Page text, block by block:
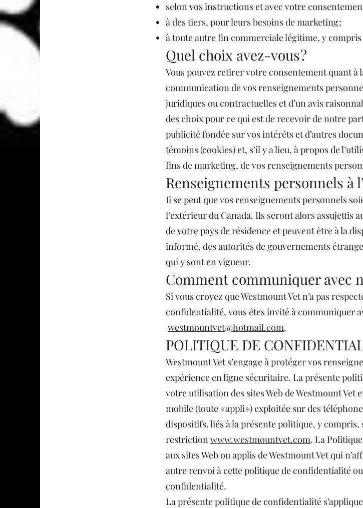
selon vos instructions et avec votre
à des tiers, pour leurs besoins de marketing ;
à toute autre fin commerciale légitime, y
Quel choix avez-vous ?
Vous pouvez retirer votre consentement quant à
communication de vos renseignements
juridiques ou contractuelles et d’un avis
des choix pour ce qui est de recevoir de notre
publicité fondée sur vos intérêts et d’autres
témoins (cookies) et, s’il y a lieu, à propos de
fins de marketing, de vos renseignements
Renseignements personnels à
Il se peut que vos renseignements personnels
l’extérieur du Canada. Ils seront alors assujettis
de votre pays de résidence et peuvent être à la
informé, des autorités de gouvernements
qui y sont en vigueur.
Comment communiquer avec
Si vous croyez que Westmount Vet n’a pas
confidentialité, vous êtes invité à communiquer
westmountvet@hotmail.com.
POLITIQUE DE
Westmount Vet s’engage à protéger vos
expérience en ligne sécuritaire. La présente
votre utilisation des sites Web de Westmount Vet
mobile (toute « appli ») exploitée sur des
dispositifs, liés à la présente politique, y compris,
restrictionwww.westmountvet.com. La
aux sites Web ou applis de Westmount Vet qui
autre renvoi à cette politique de confidentialité
confidentialité.
La présente politique de confidentialité